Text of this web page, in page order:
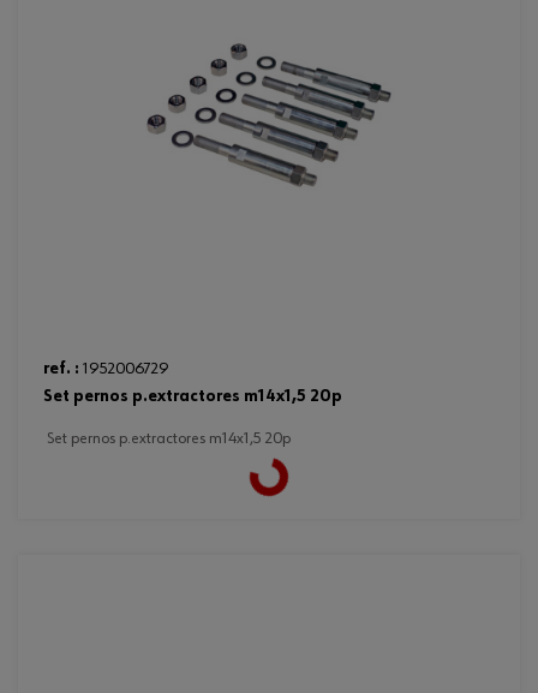
ref. : 1952006729
set pernos p.extractores m14x1,5 20p
set pernos p.extractores m14x1,5 20p